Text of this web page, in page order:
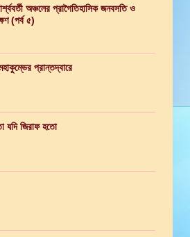
অঞ্চলের প্রাগৈতিহাসিক জনবসতি ও
(পর্ব ৫)
প্রান্তদ্বারে
যদি জিরাফ হতো